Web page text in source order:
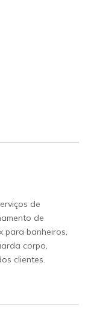
de
de
para banheiros,
corpo,
clientes.